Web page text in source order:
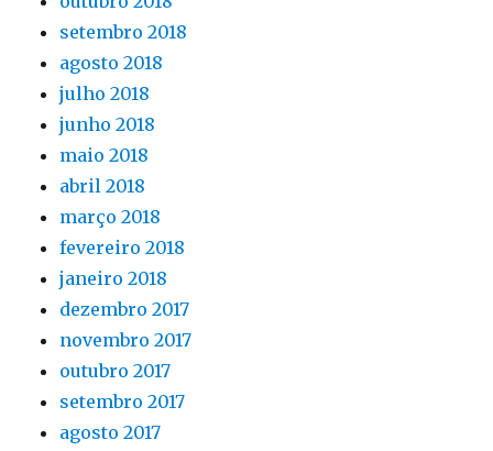
setembro 2018
agosto 2018
julho 2018
junho 2018
maio 2018
abril 2018
março 2018
fevereiro 2018
janeiro 2018
dezembro 2017
novembro 2017
outubro 2017
setembro 2017
agosto 2017